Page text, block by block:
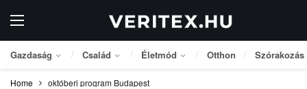
Gazdaság Család Életmód Otthon Szórakozás
Home októberi program Budapest